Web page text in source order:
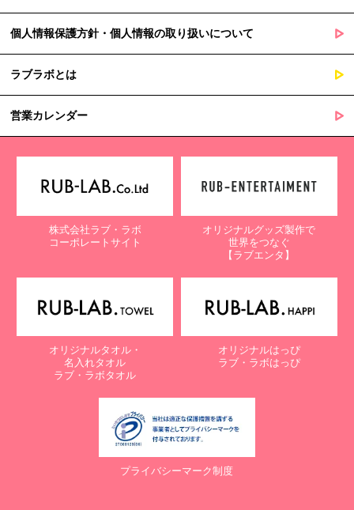
正等、利用停止等の請求
当社は、ご本人様からの求めに応じ、当社が保有するご本人の個人
情報の利用目的の通知、開示、訂正・追加・削除、利用停止・消去
または第三者提供の停止等のご請求を受けた場合は速やかに対応い
【個人情報保護に関するお問合せ先】
株式会社ラブ・ラボ
電話：087-847-2000
電子メール：info@rub-lab.com
【認定個人情報保護団体の名称及び、苦情の解決の申出先】
一般財団法人日本情報経済社会推進協会
〒106-0032 東京都港区六本木一丁目9番9号 六本木ファースト
ビル内
電話：03-5860-7565 / 0120-700-779
７. 個人情報の提供の任意性と提供されない場合に起こりうる影響
お客様がご自身の個人情報を弊社に提供されるか否かは、お客様の
ご判断によりますが、もしご提供されない場合には、適切なサービ
スが提供できない場合がありますので予めご了承ください。
個人情報保護方針・個人情報の取り扱いについて
ラブラボとは
営業カレンダー
株式会社ラブ・ラボ
コーポレートサイト
オリジナルグッズ製作で
世界をつなぐ
【ラブエンタ】
オリジナルタオル・
名入れタオル
ラブ・ラボタオル
オリジナルはっぴ
ラブ・ラボはっぴ
プライバシーマーク制度